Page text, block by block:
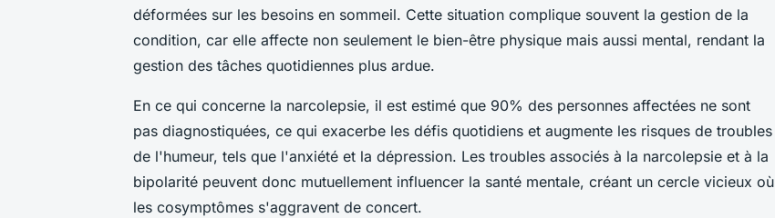
déformées sur les besoins en sommeil. Cette situation complique souvent la gestion de la
condition, car elle affecte non seulement le bien-être physique mais aussi mental, rendant la
gestion des tâches quotidiennes plus ardue.
En ce qui concerne la narcolepsie, il est estimé que 90% des personnes affectées ne sont
pas diagnostiquées, ce qui exacerbe les défis quotidiens et augmente les risques de troubles
de l'humeur, tels que l'anxiété et la dépression. Les troubles associés à la narcolepsie et à la
bipolarité peuvent donc mutuellement influencer la santé mentale, créant un cercle vicieux où
les cosymptômes s'aggravent de concert.